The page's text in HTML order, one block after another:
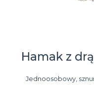
Hamak z
Jednoosobowy,